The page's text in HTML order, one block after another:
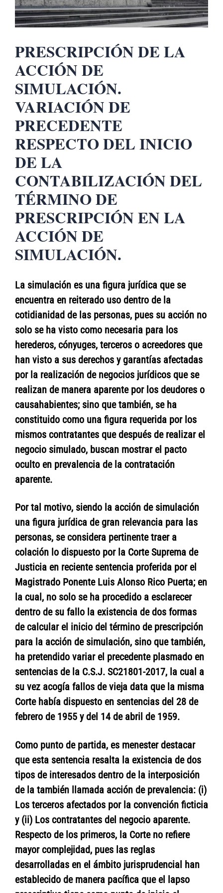
PRESCRIPCIÓN DE LA
ACCIÓN DE
SIMULACIÓN.
VARIACIÓN DE
PRECEDENTE
RESPECTO DEL INICIO
DE LA
CONTABILIZACIÓN DEL
TÉRMINO DE
PRESCRIPCIÓN EN LA
ACCIÓN DE
SIMULACIÓN.
La simulación es una figura jurídica que se
encuentra en reiterado uso dentro de la
cotidianidad de las personas, pues su acción no
solo se ha visto como necesaria para los
herederos, cónyuges, terceros o acreedores que
han visto a sus derechos y garantías afectadas
por la realización de negocios jurídicos que se
realizan de manera aparente por los deudores o
causahabientes; sino que también, se ha
constituido como una figura requerida por los
mismos contratantes que después de realizar el
negocio simulado, buscan mostrar el pacto
oculto en prevalencia de la contratación
aparente.
Por tal motivo, siendo la acción de simulación
una figura jurídica de gran relevancia para las
personas, se considera pertinente traer a
colación lo dispuesto por la Corte Suprema de
Justicia en reciente sentencia proferida por el
Magistrado Ponente Luis Alonso Rico Puerta; en
la cual, no solo se ha procedido a esclarecer
dentro de su fallo la existencia de dos formas
de calcular el inicio del término de prescripción
para la acción de simulación, sino que también,
ha pretendido variar el precedente plasmado en
sentencias de la C.S.J. SC21801-2017, la cual a
su vez acogía fallos de vieja data que la misma
Corte había dispuesto en sentencias del 28 de
febrero de 1955 y del 14 de abril de 1959.
Como punto de partida, es menester destacar
que esta sentencia resalta la existencia de dos
tipos de interesados dentro de la interposición
de la también llamada acción de prevalencia: (i)
Los terceros afectados por la convención ficticia
y (ii) Los contratantes del negocio aparente.
Respecto de los primeros, la Corte no refiere
mayor complejidad, pues las reglas
desarrolladas en el ámbito jurisprudencial han
establecido de manera pacífica que el lapso